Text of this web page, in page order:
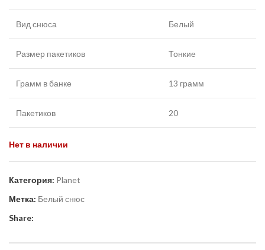
Вид снюса Белый
Размер пакетиков Тонкие
Грамм в банке 13 грамм
Пакетиков 20
Нет в наличии
Категория: Planet
Метка: Белый снюс
Share: